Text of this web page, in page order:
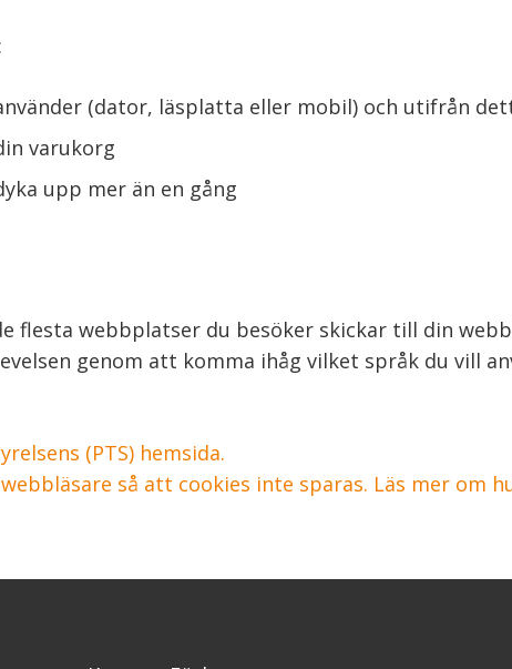
(dator, läsplatta eller mobil) och utifrån
varukorg
upp mer än en gång
flesta webbplatser du besöker skickar till din
genom att komma ihåg vilket språk du vill
(PTS) hemsida.
så att cookies inte sparas. Läs mer om